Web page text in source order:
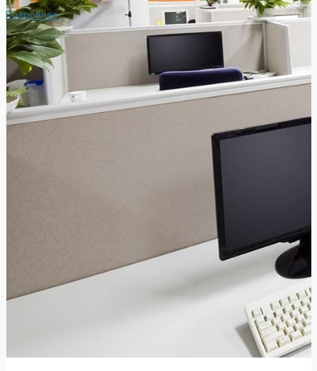
Подробнее